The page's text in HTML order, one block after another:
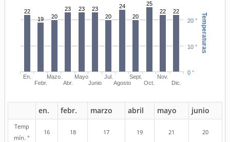
Temperaturas
22
19
20
23 23
23
20
24
20
25
22
22
En.
Febr.
Mazo.
Abr.
Mayo
Junio
Jul.
Agosto
Sept.
Oct.
Nov.
Dic.
0 °
10 °
20 °
en. febr. marzo abril mayo junio
Temp
mín. °
16 18 17 19 21 20